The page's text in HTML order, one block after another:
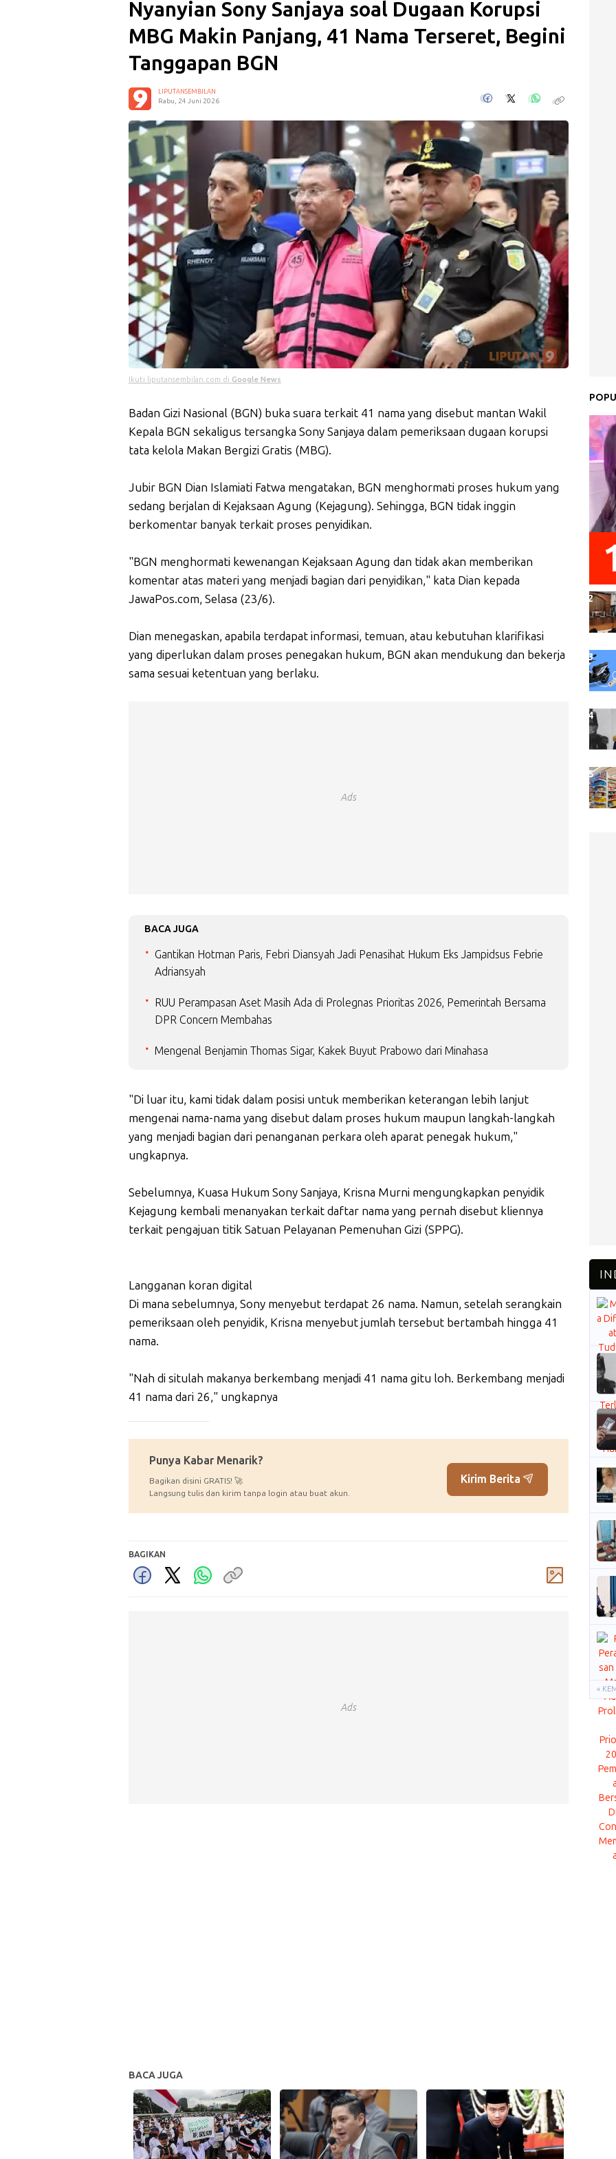
Nyanyian Sony Sanjaya soal Dugaan Korupsi
MBG Makin Panjang, 41 Nama Terseret, Begini
Tanggapan BGN
LIPUTANSEMBILAN
Rabu, 24 Juni 2026
Ikuti liputansembilan.com di Google News
Badan Gizi Nasional (BGN) buka suara terkait 41 nama yang disebut mantan Wakil
Kepala BGN sekaligus tersangka Sony Sanjaya dalam pemeriksaan dugaan korupsi
tata kelola Makan Bergizi Gratis (MBG).
Jubir BGN Dian Islamiati Fatwa mengatakan, BGN menghormati proses hukum yang
sedang berjalan di Kejaksaan Agung (Kejagung). Sehingga, BGN tidak inggin
berkomentar banyak terkait proses penyidikan.
"BGN menghormati kewenangan Kejaksaan Agung dan tidak akan memberikan
komentar atas materi yang menjadi bagian dari penyidikan," kata Dian kepada
JawaPos.com, Selasa (23/6).
Dian menegaskan, apabila terdapat informasi, temuan, atau kebutuhan klarifikasi
yang diperlukan dalam proses penegakan hukum, BGN akan mendukung dan bekerja
sama sesuai ketentuan yang berlaku.
Ads
BACA JUGA
Gantikan Hotman Paris, Febri Diansyah Jadi Penasihat Hukum Eks Jampidsus Febrie
Adriansyah
RUU Perampasan Aset Masih Ada di Prolegnas Prioritas 2026, Pemerintah Bersama
DPR Concern Membahas
Mengenal Benjamin Thomas Sigar, Kakek Buyut Prabowo dari Minahasa
"Di luar itu, kami tidak dalam posisi untuk memberikan keterangan lebih lanjut
mengenai nama-nama yang disebut dalam proses hukum maupun langkah-langkah
yang menjadi bagian dari penanganan perkara oleh aparat penegak hukum,"
ungkapnya.
Sebelumnya, Kuasa Hukum Sony Sanjaya, Krisna Murni mengungkapkan penyidik
Kejagung kembali menanyakan terkait daftar nama yang pernah disebut kliennya
terkait pengajuan titik Satuan Pelayanan Pemenuhan Gizi (SPPG).
Langganan koran digital
Di mana sebelumnya, Sony menyebut terdapat 26 nama. Namun, setelah serangkain
pemeriksaan oleh penyidik, Krisna menyebut jumlah tersebut bertambah hingga 41
nama.
"Nah di situlah makanya berkembang menjadi 41 nama gitu loh. Berkembang menjadi
41 nama dari 26," ungkapnya
Punya Kabar Menarik?
Bagikan disini GRATIS! 🚀
Langsung tulis dan kirim tanpa login atau buat akun.
Kirim Berita
BAGIKAN
Ads
BACA JUGA
«